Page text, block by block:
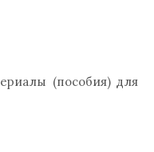
(пособия) для